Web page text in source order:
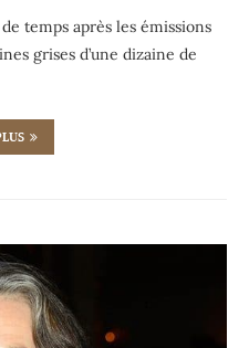
temps après les émissions
grises d’une dizaine de